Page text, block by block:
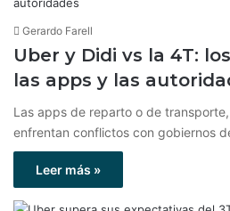
Gerardo Farell
Uber y Didi vs la 4T:
las apps y las
Las apps de reparto o de
enfrentan conflictos con gobiernos
Leer más »